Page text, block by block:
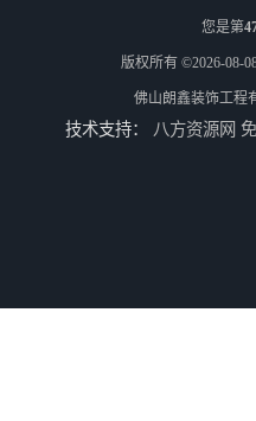
您是第
版权所有 ©2026-08-
佛山朗鑫装饰工程
技术支持： 八方资源网